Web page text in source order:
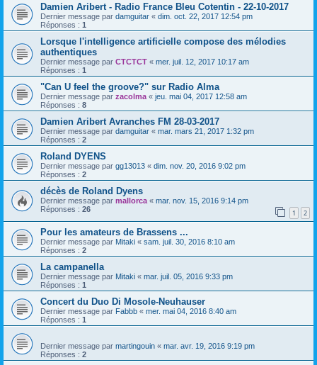
Damien Aribert - Radio France Bleu Cotentin - 22-10-2017
Dernier message par damguitar « dim. oct. 22, 2017 12:54 pm
Réponses : 1
Lorsque l'intelligence artificielle compose des mélodies
authentiques
Dernier message par CTCTCT « mer. juil. 12, 2017 10:17 am
Réponses : 1
"Can U feel the groove?" sur Radio Alma
Dernier message par zacolma « jeu. mai 04, 2017 12:58 am
Réponses : 8
Damien Aribert Avranches FM 28-03-2017
Dernier message par damguitar « mar. mars 21, 2017 1:32 pm
Réponses : 2
Roland DYENS
Dernier message par gg13013 « dim. nov. 20, 2016 9:02 pm
Réponses : 2
décès de Roland Dyens
Dernier message par mallorca « mar. nov. 15, 2016 9:14 pm
Réponses : 26 1 2
Pour les amateurs de Brassens ...
Dernier message par Mitaki « sam. juil. 30, 2016 8:10 am
Réponses : 2
La campanella
Dernier message par Mitaki « mar. juil. 05, 2016 9:33 pm
Réponses : 1
Concert du Duo Di Mosole-Neuhauser
Dernier message par Fabbb « mer. mai 04, 2016 8:40 am
Réponses : 1
Dernier message par martingouin « mar. avr. 19, 2016 9:19 pm
Réponses : 2